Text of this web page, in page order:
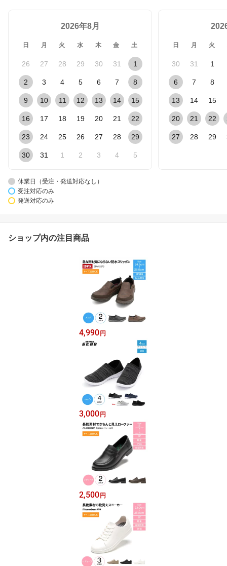
2026年8月
日 月 火 水 木 金 土
26 27 28 29 30 31 1
2 3 4 5 6 7 8
9 10 11 12 13 14 15
16 17 18 19 20 21 22
23 24 25 26 27 28 29
30 31 1 2 3 4 5
日 月 火
30 31 1
6 7 8
13 14 15
20 21 22
27 28 29
休業日（受注・発送対応なし）
受注対応のみ
発送対応のみ
ショップ内の注目商品
4,990 円
3,000 円
2,500 円